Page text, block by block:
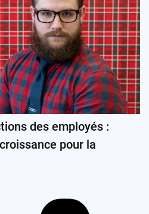
des employés :
pour la